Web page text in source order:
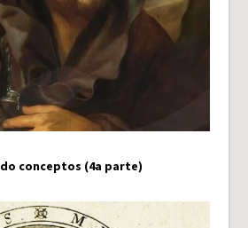
conceptos (4a parte)